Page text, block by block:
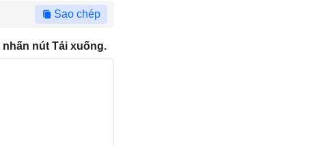
Sao chép
nút Tải xuống.